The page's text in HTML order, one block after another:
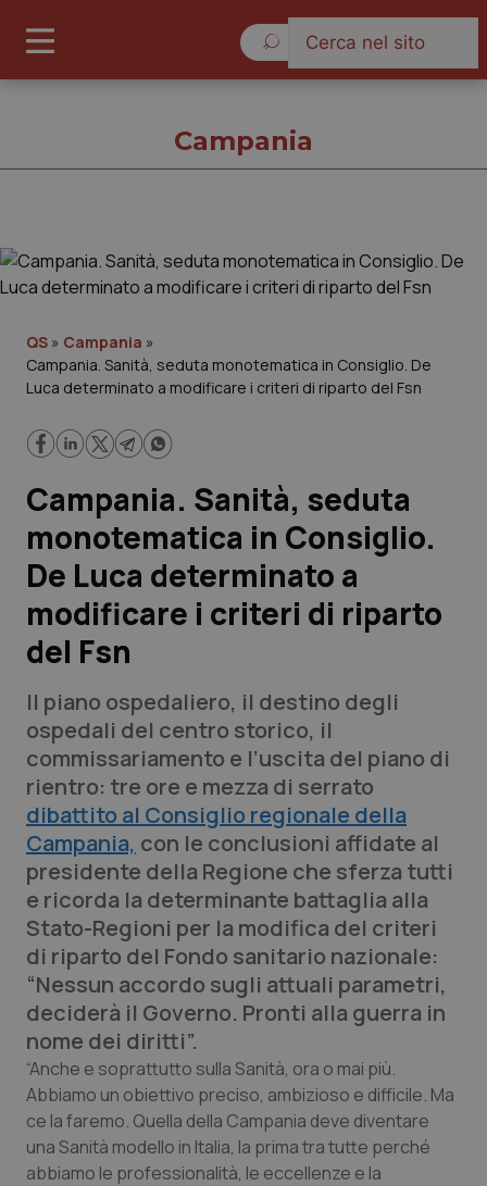
Governo e Parlamento
Regioni e Asl
Lavoro e Professioni
Scienza e Farmaci
Studi e Analisi
Lettere al direttore
Edizioni Regionali
QS Pro
Professionisti Sanitari.AI
Abruzzo
Basilicata
Calabria
Campania
Emilia-Romagna
Friuli Venezia Giulia
QS Pro Gold
Artrite & artrosi
Asma & BPCO
Car-T
Colesterolo & coronaropatie
Dermatite Atopica
QS Club Newsletter
Campania
QS » Campania »
Campania. Sanità, seduta monotematica in Consiglio. De
Luca determinato a modificare i criteri di riparto del Fsn
Campania. Sanità, seduta
monotematica in Consiglio.
De Luca determinato a
modificare i criteri di riparto
del Fsn
Il piano ospedaliero, il destino degli
ospedali del centro storico, il
commissariamento e l’uscita del piano di
rientro: tre ore e mezza di serrato
dibattito al Consiglio regionale della
Campania, con le conclusioni affidate al
presidente della Regione che sferza tutti
e ricorda la determinante battaglia alla
Stato-Regioni per la modifica del criteri
di riparto del Fondo sanitario nazionale:
“Nessun accordo sugli attuali parametri,
deciderà il Governo. Pronti alla guerra in
nome dei diritti”.
“Anche e soprattutto sulla Sanità, ora o mai più.
Abbiamo un obiettivo preciso, ambizioso e difficile. Ma
ce la faremo. Quella della Campania deve diventare
una Sanità modello in Italia, la prima tra tutte perché
abbiamo le professionalità, le eccellenze e la